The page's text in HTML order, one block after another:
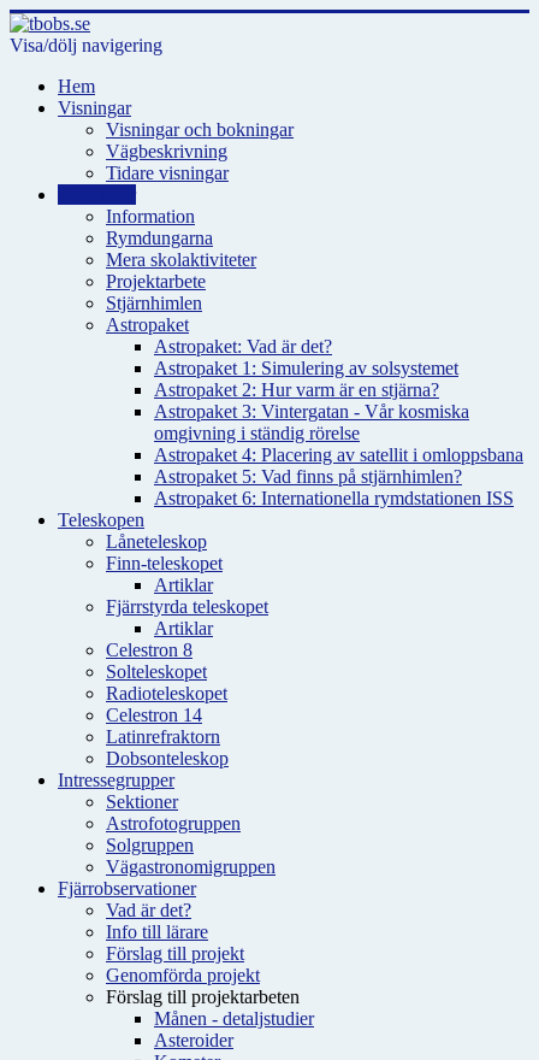
Visa/dölj navigering
Hem
Visningar
Visningar och bokningar
Vägbeskrivning
Tidare visningar
Information
Rymdungarna
Mera skolaktiviteter
Projektarbete
Stjärnhimlen
Astropaket
Astropaket: Vad är det?
Astropaket 1: Simulering av solsystemet
Astropaket 2: Hur varm är en stjärna?
Astropaket 3: Vintergatan - Vår kosmiska
omgivning i ständig rörelse
Astropaket 4: Placering av satellit i omloppsbana
Astropaket 5: Vad finns på stjärnhimlen?
Astropaket 6: Internationella rymdstationen ISS
Teleskopen
Låneteleskop
Finn-teleskopet
Artiklar
Fjärrstyrda teleskopet
Artiklar
Celestron 8
Solteleskopet
Radioteleskopet
Celestron 14
Latinrefraktorn
Dobsonteleskop
Intressegrupper
Sektioner
Astrofotogruppen
Solgruppen
Vägastronomigruppen
Fjärrobservationer
Vad är det?
Info till lärare
Förslag till projekt
Genomförda projekt
Förslag till projektarbeten
Månen - detaljstudier
Asteroider